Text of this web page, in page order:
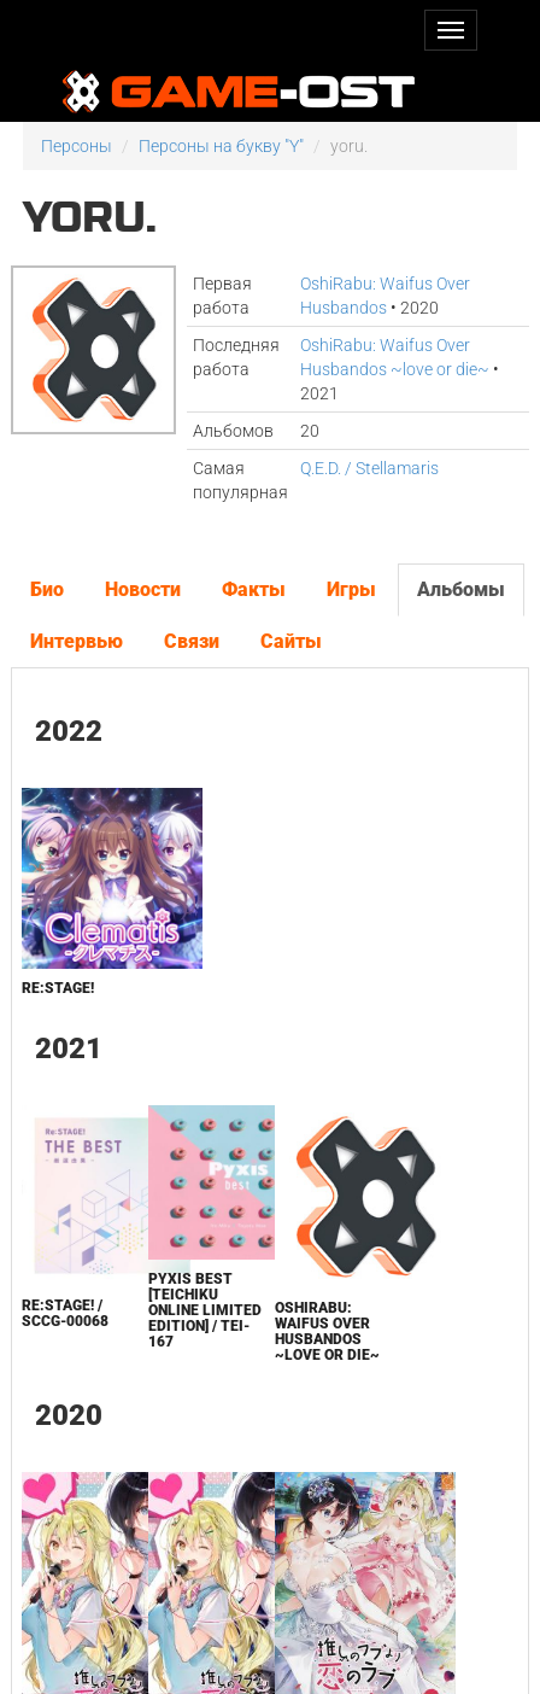
Персоны Персоны на букву "Y" yoru.
YORU.
Первая
работа
OshiRabu: Waifus Over
Husbandos • 2020
Последняя
работа
OshiRabu: Waifus Over
Husbandos ~love or die~ •
2021
Альбомов
20
Самая
популярная
Q.E.D. / Stellamaris
Био Новости Факты Игры Альбомы
Интервью Связи Сайты
2022
RE:STAGE!
2021
RE:STAGE! /
SCCG-00068
PYXIS BEST
[TEICHIKU
ONLINE LIMITED
EDITION] / TEI-
167
OSHIRABU:
WAIFUS OVER
HUSBANDOS
~LOVE OR DIE~
2020